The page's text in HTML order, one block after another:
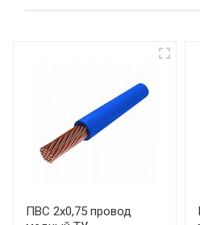
ПВС 2х0,75 провод